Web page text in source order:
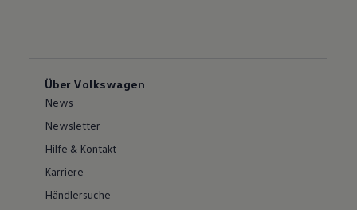
Über Volkswagen
News
Newsletter
Hilfe & Kontakt
Karriere
Händlersuche